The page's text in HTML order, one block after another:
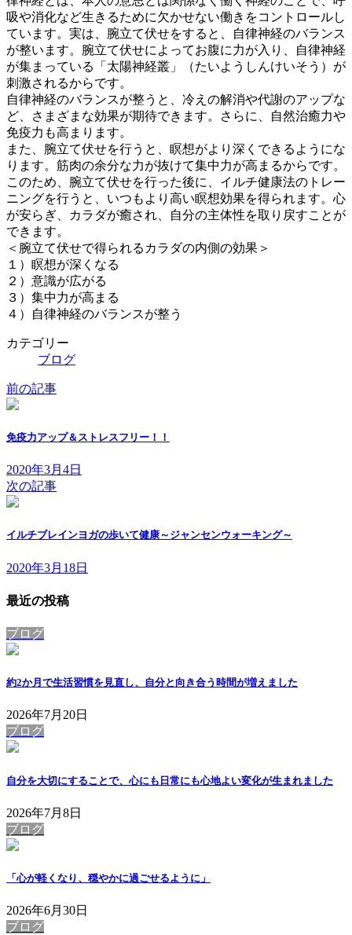
吸や消化など生きるために欠かせない働きをコントロールし
ています。実は、腕立て伏せをすると、自律神経のバランス
が整います。腕立て伏せによってお腹に力が入り、自律神経
が集まっている「太陽神経叢」（たいようしんけいそう）が
刺激されるからです。
自律神経のバランスが整うと、冷えの解消や代謝のアップな
ど、さまざまな効果が期待できます。さらに、自然治癒力や
免疫力も高まります。
また、腕立て伏せを行うと、瞑想がより深くできるようにな
ります。筋肉の余分な力が抜けて集中力が高まるからです。
このため、腕立て伏せを行った後に、イルチ健康法のトレー
ニングを行うと、いつもより高い瞑想効果を得られます。心
が安らぎ、カラダが癒され、自分の主体性を取り戻すことが
できます。
＜腕立て伏せで得られるカラダの内側の効果＞
１）瞑想が深くなる
２）意識が広がる
３）集中力が高まる
４）自律神経のバランスが整う
カテゴリー
ブログ
前の記事
免疫力アップ＆ストレスフリー！！
2020年3月4日
次の記事
イルチブレインヨガの歩いて健康～ジャンセンウォーキング～
2020年3月18日
最近の投稿
ブログ
約2か月で生活習慣を見直し、自分と向き合う時間が増えました
2026年7月20日
ブログ
自分を大切にすることで、心にも日常にも心地よい変化が生まれました
2026年7月8日
ブログ
「心が軽くなり、穏やかに過ごせるように」
2026年6月30日
ブログ